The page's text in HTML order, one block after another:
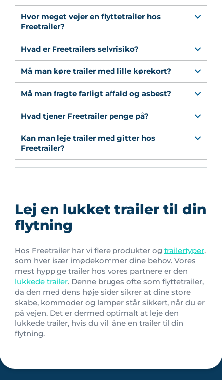
Hvor meget vejer en flyttetrailer hos
Freetrailer?
Hvad er Freetrailers selvrisiko?
Må man køre trailer med lille kørekort?
Må man fragte farligt affald og asbest?
Hvad tjener Freetrailer penge på?
Kan man leje trailer med gitter hos
Freetrailer?
Lej en lukket trailer til din
flytning
Hos Freetrailer har vi flere produkter og trailertyper,
som hver især imødekommer dine behov. Vores
mest hyppige trailer hos vores partnere er den
lukkede trailer. Denne bruges ofte som flyttetrailer,
da den med dens høje sider sikrer at dine store
skabe, kommoder og lamper står sikkert, når du er
på vejen. Det er dermed optimalt at leje den
lukkede trailer, hvis du vil låne en trailer til din
flytning.